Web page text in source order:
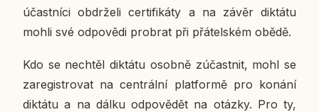
účast­ní­ci ob­dr­že­li cer­ti­fi­ká­ty a na závěr dik­tá­tu
mohli své od­po­vě­di pro­brat při přá­tel­ském obědě.
Kdo se ne­chtěl dik­tá­tu osobně zú­čast­nit, mohl se
za­re­gis­tro­vat na cen­t­rál­ní plat­for­mě pro konání
dik­tá­tu a na dálku od­po­vě­dět na otázky. Pro ty,